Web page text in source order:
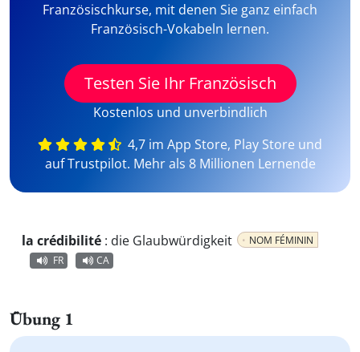
Französischkurse, mit denen Sie ganz einfach
Französisch-Vokabeln lernen.
Testen Sie Ihr Französisch
Kostenlos und unverbindlich
4,7 im App Store, Play Store und
auf Trustpilot. Mehr als 8 Millionen Lernende
la crédibilité : die Glaubwürdigkeit
NOM FÉMININ
FR
CA
Übung 1